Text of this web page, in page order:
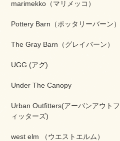
marimekko（マリメッコ）
Pottery Barn（ポッタリーバーン）
The Gray Barn（グレイバーン）
UGG (アグ)
Under The Canopy
Urban Outfitters(アーバンアウトフ
ィッターズ)
west elm （ウエストエルム）